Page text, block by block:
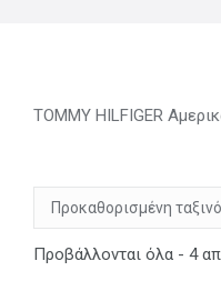
TOMMY HILFIGER
Προβάλλονται όλα - 4